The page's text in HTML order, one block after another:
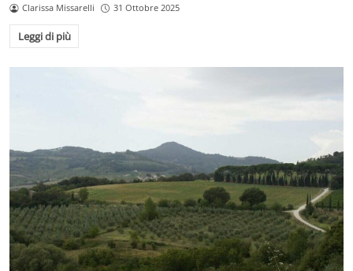
Clarissa Missarelli 31 Ottobre 2025
Leggi di più